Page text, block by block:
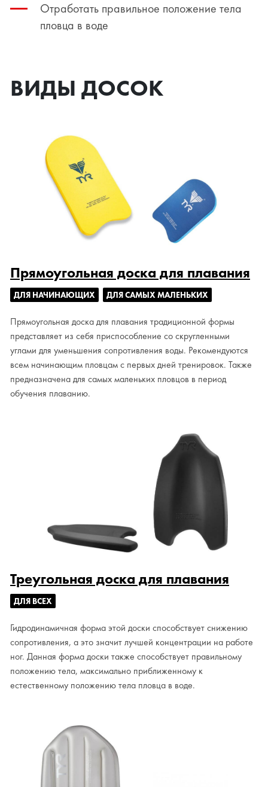
Отработать правильное положение тела
пловца в воде
ВИДЫ ДОСОК
Прямоугольная доска для плавания
ДЛЯ НАЧИНАЮЩИХ ДЛЯ САМЫХ МАЛЕНЬКИХ
Прямоугольная доска для плавания традиционной формы
представляет из себя приспособление со скругленными
углами для уменьшения сопротивления воды. Рекомендуются
всем начинающим пловцам с первых дней тренировок. Также
предназначена для самых маленьких пловцов в период
обучения плаванию.
Треугольная доска для плавания
ДЛЯ ВСЕХ
Гидродинамичная форма этой доски способствует снижению
сопротивления, а это значит лучшей концентрации на работе
ног. Данная форма доски также способствует правильному
положению тела, максимально приближенному к
естественному положению тела пловца в воде.